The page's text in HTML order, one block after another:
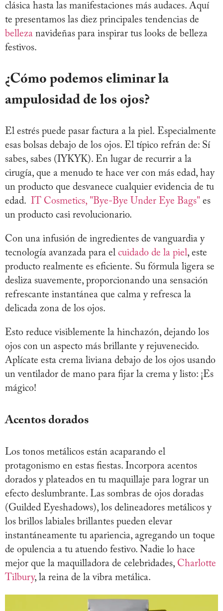
clásica hasta las manifestaciones más audaces. Aquí
te presentamos las diez principales tendencias de
belleza navideñas para inspirar tus looks de belleza
festivos.
¿Cómo podemos eliminar la
ampulosidad de los ojos?
El estrés puede pasar factura a la piel. Especialmente
esas bolsas debajo de los ojos. El típico refrán de: Sí
sabes, sabes (IYKYK). En lugar de recurrir a la
cirugía, que a menudo te hace ver con más edad, hay
un producto que desvanece cualquier evidencia de tu
edad. IT Cosmetics, "Bye-Bye Under Eye Bags" es
un producto casi revolucionario.
Con una infusión de ingredientes de vanguardia y
tecnología avanzada para el cuidado de la piel, este
producto realmente es eficiente. Su fórmula ligera se
desliza suavemente, proporcionando una sensación
refrescante instantánea que calma y refresca la
delicada zona de los ojos.
Esto reduce visiblemente la hinchazón, dejando los
ojos con un aspecto más brillante y rejuvenecido.
Aplícate esta crema liviana debajo de los ojos usando
un ventilador de mano para fijar la crema y listo: ¡Es
mágico!
Acentos dorados
Los tonos metálicos están acaparando el
protagonismo en estas fiestas. Incorpora acentos
dorados y plateados en tu maquillaje para lograr un
efecto deslumbrante. Las sombras de ojos doradas
(Guilded Eyeshadows), los delineadores metálicos y
los brillos labiales brillantes pueden elevar
instantáneamente tu apariencia, agregando un toque
de opulencia a tu atuendo festivo. Nadie lo hace
mejor que la maquilladora de celebridades, Charlotte
Tilbury, la reina de la vibra metálica.